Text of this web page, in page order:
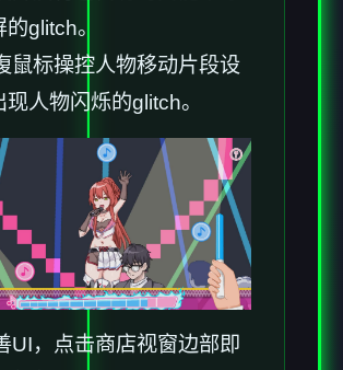
glitch。
鼠标操控人物移动片段设
现人物闪烁的glitch。
UI，点击商店视窗边部即